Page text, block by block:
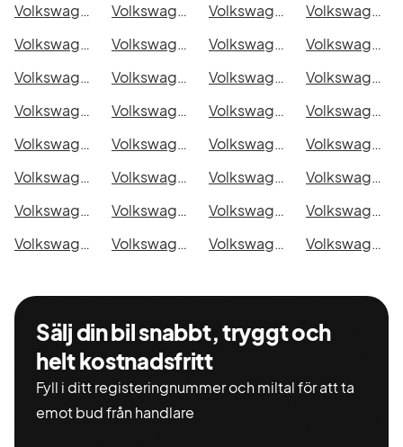
Volkswagen e-Crafter i Uppsala
Volkswagen e-Crafter i Västerås Volkswagen e-Crafter i Halmstad
Volkswagen e-Crafter i Växjö
Volkswagen e-Crafter i Eskilstuna
Volkswagen e-Crafter i Kalmar Volkswagen e-Crafter i Karlskrona
Volkswagen e-Crafter i Karlstad
Volkswagen e-Crafter i Kristianstad
Volkswagen e-Crafter i Sundsvall Volkswagen e-Crafter i Umeå
Volkswagen e-Crafter i Varberg
Volkswagen e-Crafter i Borås
Volkswagen e-Crafter i Falkenberg Volkswagen e-Crafter i Gävle
Volkswagen e-Crafter i Luleå
Volkswagen e-Crafter i Lund
Volkswagen e-Crafter i Mönsterås Volkswagen e-Crafter i Uddevalla
Volkswagen e-Crafter i Västervik
Volkswagen e-Crafter i Ystad
Volkswagen e-Crafter i Östersund Volkswagen e-Crafter i Borlänge
Volkswagen e-Crafter i Kiruna
Volkswagen e-Crafter i Nyköping
Volkswagen e-Crafter i Oskarshamn Volkswagen e-Crafter i Sigtuna
Volkswagen e-Crafter i Skellefteå
Volkswagen e-Crafter i Skövde
Volkswagen e-Crafter i Trollhättan Volkswagen e-Crafter i Alingsås Volkswagen e-Crafter i Båstad
Sälj din bil snabbt, tryggt och
helt kostnadsfritt
Fyll i ditt registeringnummer och miltal för att ta
emot bud från handlare